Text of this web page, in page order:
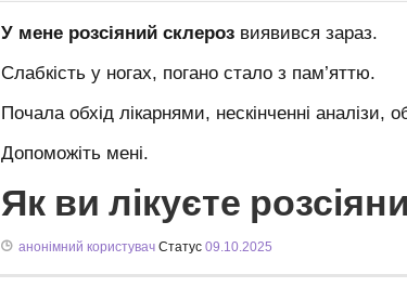
У мене розсіяний склероз виявився зараз.
Слабкість у ногах, погано стало з пам’яттю.
Почала обхід лікарнями, нескінченні аналізи,
Допоможіть мені.
Як ви лікуєте
анонімний користувач Статус 09.10.2025